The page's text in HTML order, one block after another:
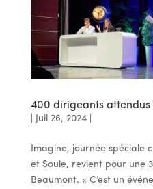
400 dirigeants
Juil 26, 2024|
Imagine, journée spéciale
et Soule, revient pour une
Beaumont. « C’est un